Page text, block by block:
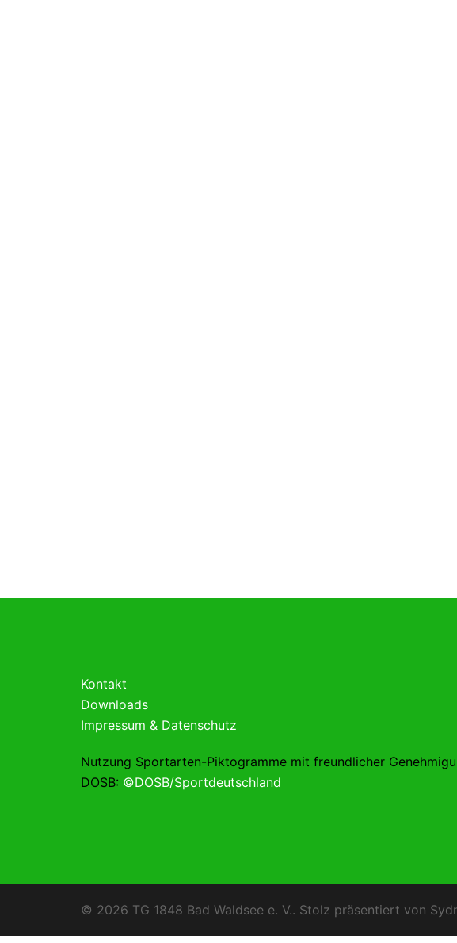
Kontakt
Downloads
Impressum & Datenschutz
Nutzung Sportarten-Piktogramme mit freundlicher
DOSB: ©DOSB/Sportdeutschland
© 2026 TG 1848 Bad Waldsee e. V.. Stolz präsentiert von